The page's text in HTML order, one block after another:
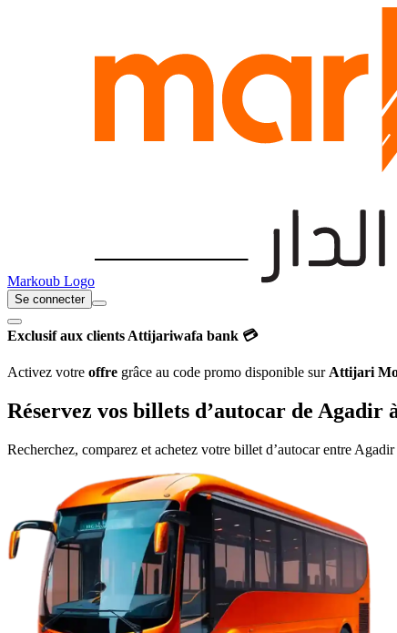
Markoub Logo
Se connecter
Exclusif aux clients Attijariwafa bank 💳
Activez votre offre grâce au code promo disponible sur Attijari
Réservez vos billets d’autocar de Agadir
Recherchez, comparez et achetez votre billet d’autocar entre Agadir